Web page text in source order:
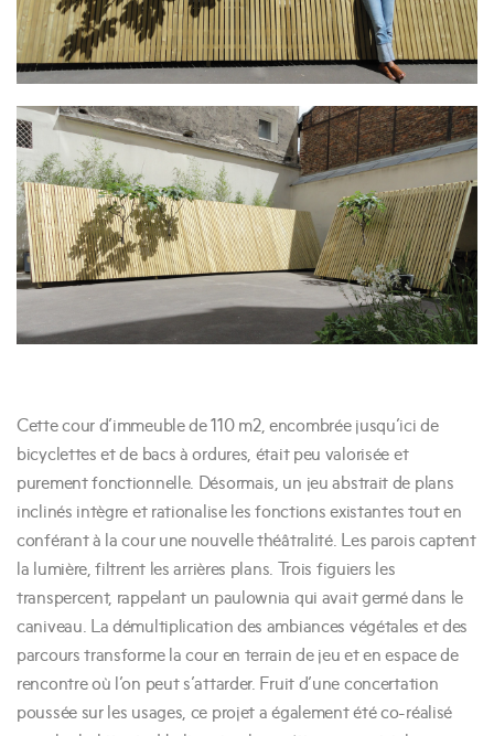
Cette cour d’immeuble de 110 m2, encombrée jusqu’ici de
bicyclettes et de bacs à ordures, était peu valorisée et
purement fonctionnelle. Désormais, un jeu abstrait de plans
inclinés intègre et rationalise les fonctions existantes tout en
conférant à la cour une nouvelle théâtralité. Les parois captent
la lumière, filtrent les arrières plans. Trois figuiers les
transpercent, rappelant un paulownia qui avait germé dans le
caniveau. La démultiplication des ambiances végétales et des
parcours transforme la cour en terrain de jeu et en espace de
rencontre où l’on peut s’attarder. Fruit d’une concertation
poussée sur les usages, ce projet a également été co-réalisé